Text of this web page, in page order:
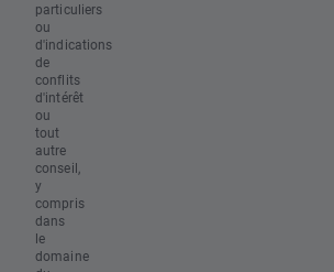
particuliers
ou
d'indications
de
conflits
d'intérêt
ou
tout
autre
conseil,
y
compris
dans
le
domaine